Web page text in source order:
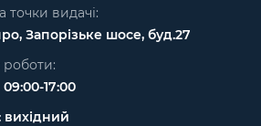
точки видачі:
Запорізьке шосе, буд.27
роботи:
17:00